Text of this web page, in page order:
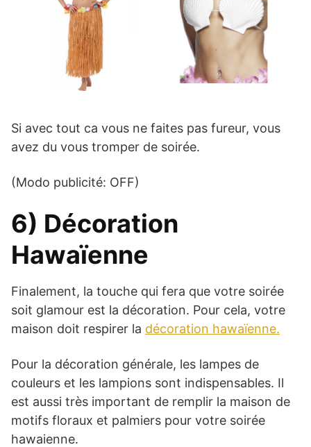
Si avec tout ca vous ne faites pas fureur, vous
avez du vous tromper de soirée.
(Modo publicité: OFF)
6) Décoration
Hawaïenne
Finalement, la touche qui fera que votre soirée
soit glamour est la décoration. Pour cela, votre
maison doit respirer la décoration hawaïenne.
Pour la décoration générale, les lampes de
couleurs et les lampions sont indispensables. Il
est aussi très important de remplir la maison de
motifs floraux et palmiers pour votre soirée
hawaienne.